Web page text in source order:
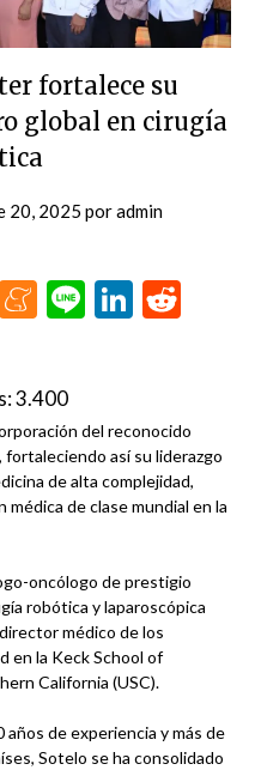
fortalece su
global en cirugía
20, 2025 poradmin
WhatsApp
Meneame
Line
3.400
del reconocido
fortaleciendo así su liderazgo
de alta complejidad,
de clase mundial en la
oncólogo de prestigio
robótica y laparoscópica
médico de los
en la Keck School of
California (USC).
de experiencia y más de
Sotelo se ha consolidado